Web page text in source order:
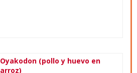
Oyakodon (pollo y huevo en
arroz)